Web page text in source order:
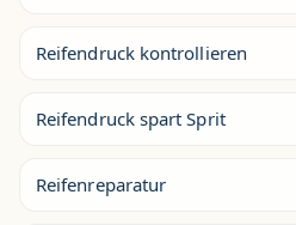
Reifendruck kontrollieren
Reifendruck spart Sprit
Reifenreparatur